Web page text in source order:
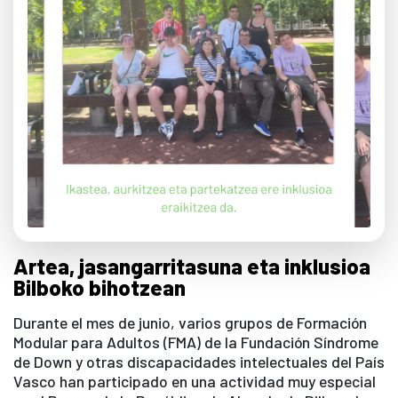
Artea, jasangarritasuna eta inklusioa
Bilboko bihotzean
Durante el mes de junio, varios grupos de Formación
Modular para Adultos (FMA) de la Fundación Síndrome
de Down y otras discapacidades intelectuales del País
Vasco han participado en una actividad muy especial